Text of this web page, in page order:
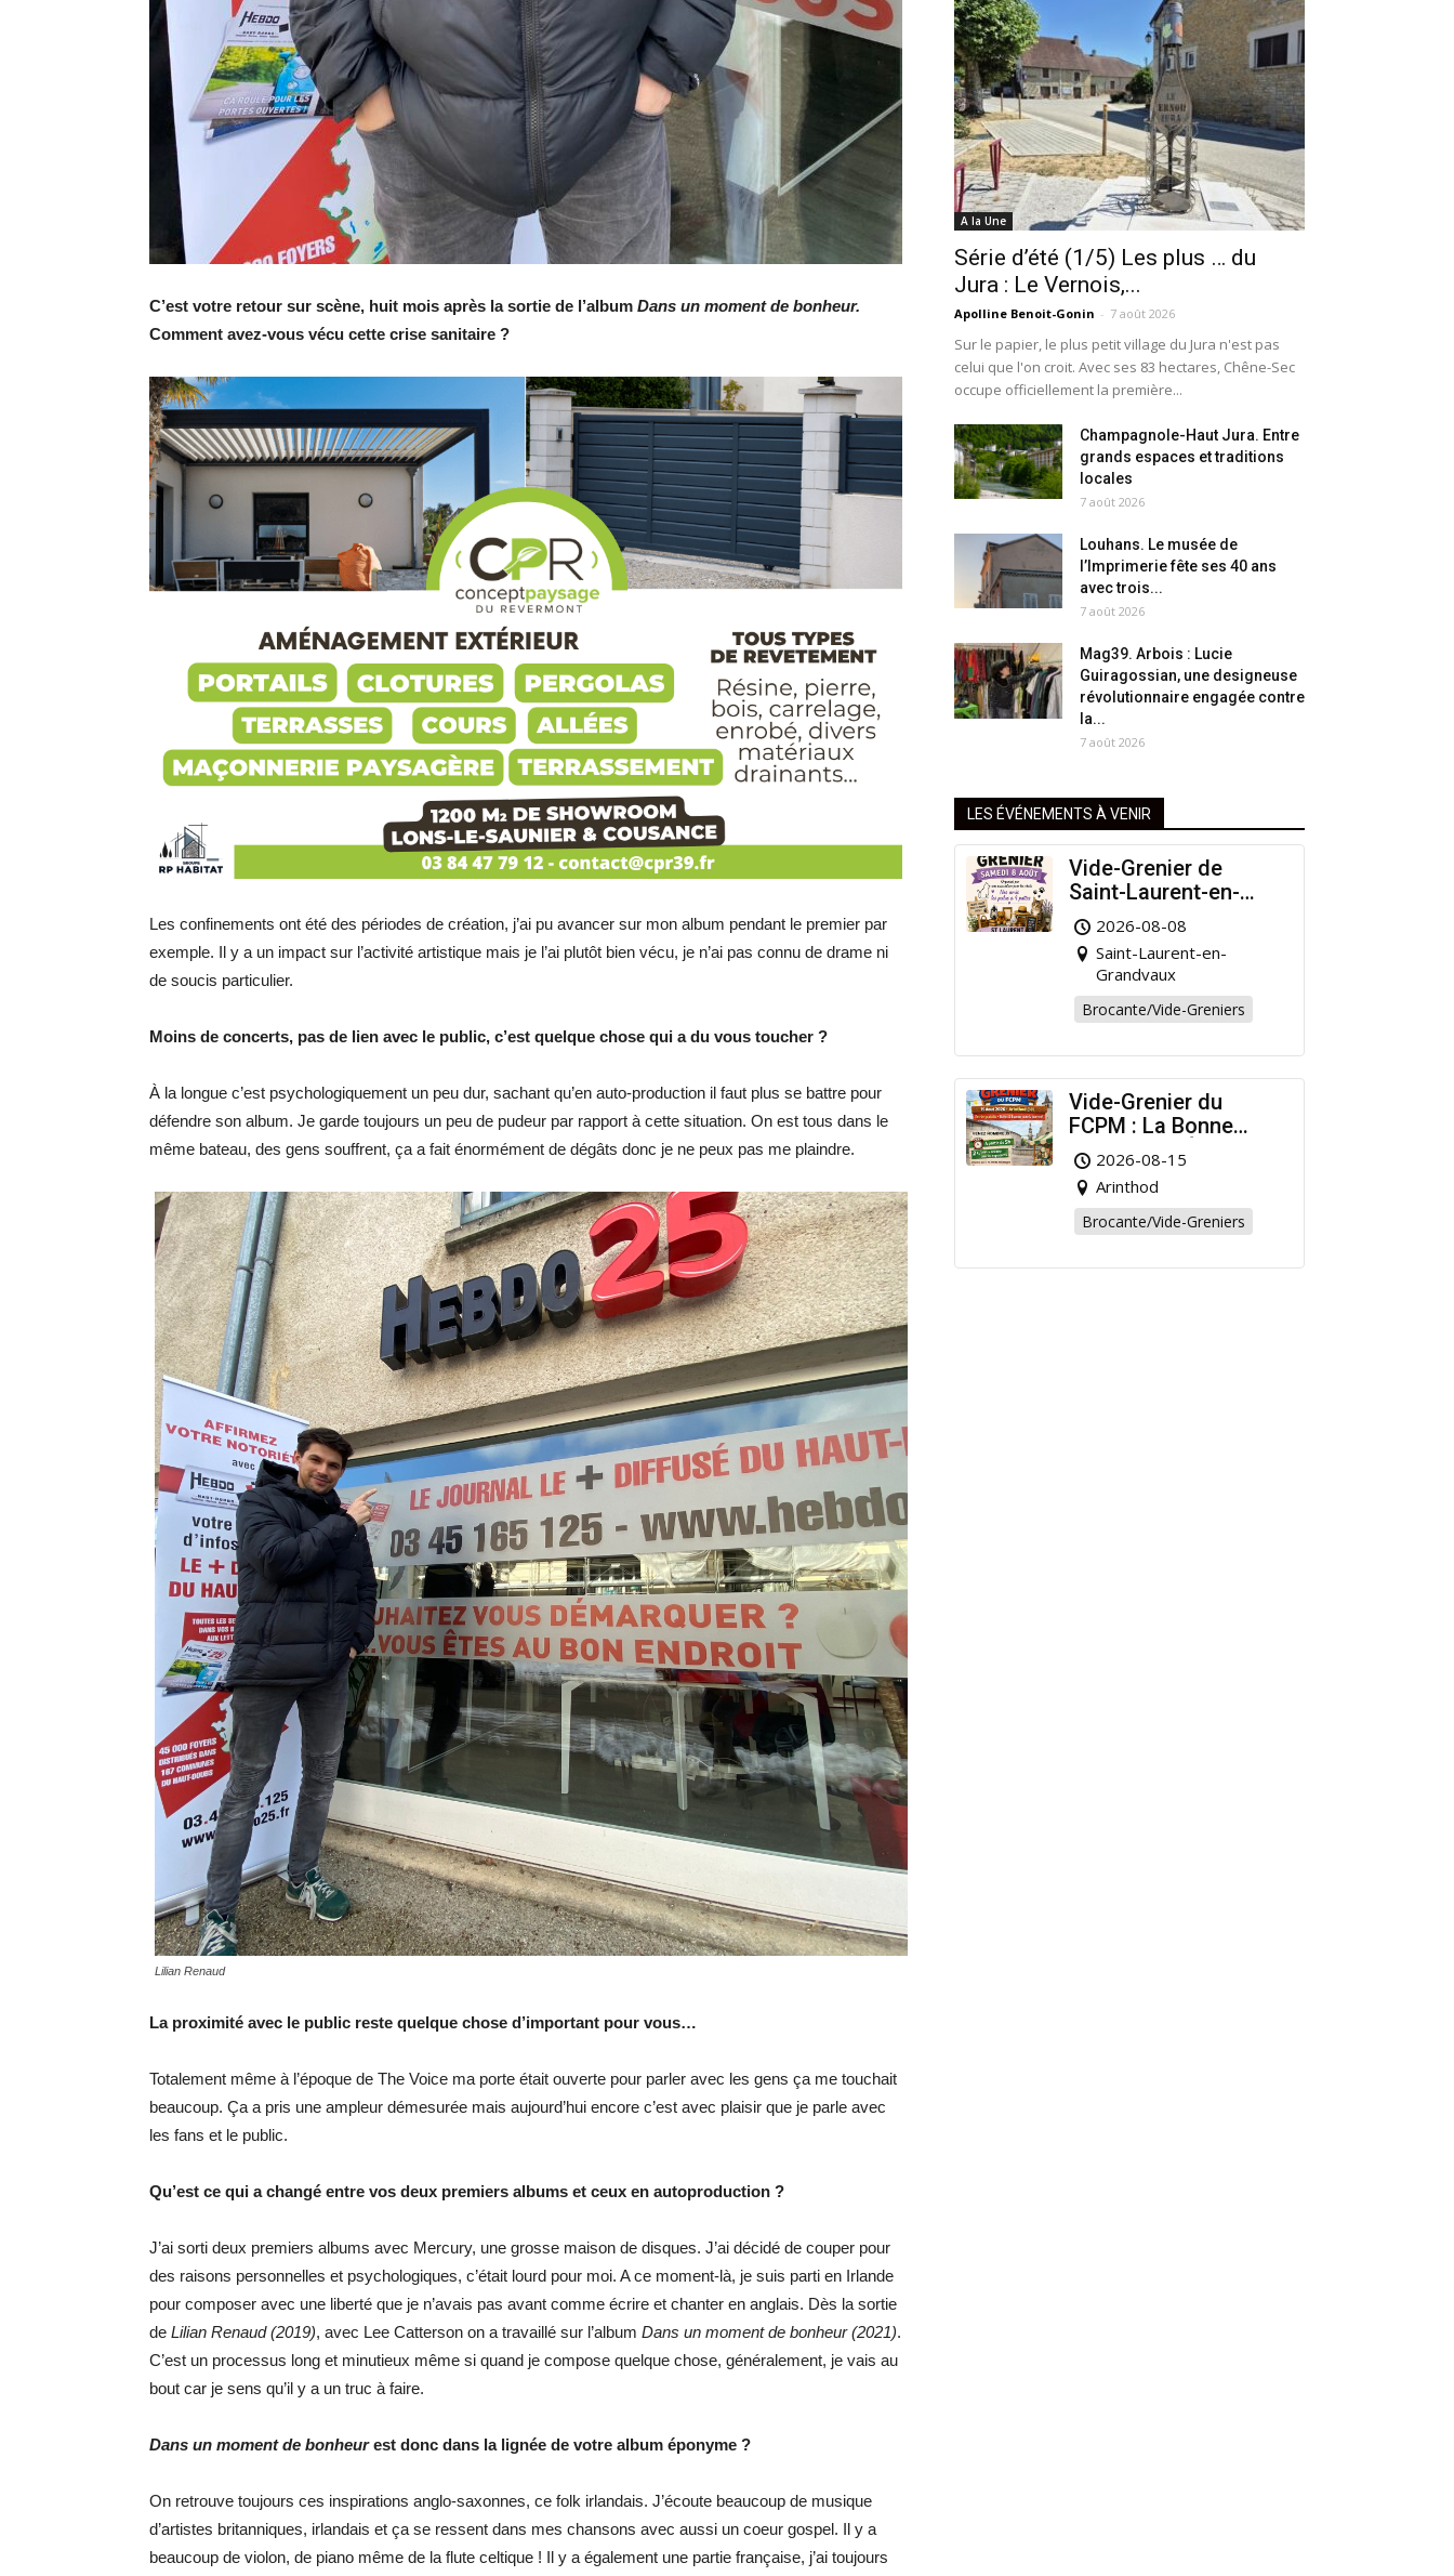
C’est votre retour sur scène, huit mois après la sortie de l’album Dans un moment de bonheur.
Comment avez-vous vécu cette crise sanitaire ?
Les confinements ont été des périodes de création, j’ai pu avancer sur mon album pendant le premier par
exemple. Il y a un impact sur l’activité artistique mais je l’ai plutôt bien vécu, je n’ai pas connu de drame ni
de soucis particulier.
Moins de concerts, pas de lien avec le public, c’est quelque chose qui a du vous toucher ?
À la longue c’est psychologiquement un peu dur, sachant qu’en auto-production il faut plus se battre pour
défendre son album. Je garde toujours un peu de pudeur par rapport à cette situation. On est tous dans le
même bateau, des gens souffrent, ça a fait énormément de dégâts donc je ne peux pas me plaindre.
Lilian Renaud
La proximité avec le public reste quelque chose d’important pour vous…
Totalement même à l’époque de The Voice ma porte était ouverte pour parler avec les gens ça me touchait
beaucoup. Ça a pris une ampleur démesurée mais aujourd’hui encore c’est avec plaisir que je parle avec
les fans et le public.
Qu’est ce qui a changé entre vos deux premiers albums et ceux en autoproduction ?
J’ai sorti deux premiers albums avec Mercury, une grosse maison de disques. J’ai décidé de couper pour
des raisons personnelles et psychologiques, c’était lourd pour moi. A ce moment-là, je suis parti en Irlande
pour composer avec une liberté que je n’avais pas avant comme écrire et chanter en anglais. Dès la sortie
de Lilian Renaud (2019), avec Lee Catterson on a travaillé sur l’album Dans un moment de bonheur (2021).
C’est un processus long et minutieux même si quand je compose quelque chose, généralement, je vais au
bout car je sens qu’il y a un truc à faire.
Dans un moment de bonheurest donc dans la lignée de votre album éponyme ?
On retrouve toujours ces inspirations anglo-saxonnes, ce folk irlandais. J’écoute beaucoup de musique
d’artistes britanniques, irlandais et ça se ressent dans mes chansons avec aussi un coeur gospel. Il y a
beaucoup de violon, de piano même de la flute celtique ! Il y a également une partie française, j’ai toujours
A la Une
Série d’été (1/5) Les plus … du
Jura : Le Vernois,...
Apolline Benoit-Gonin - 7 août 2026
Sur le papier, le plus petit village du Jura n'est pas
celui que l'on croit. Avec ses 83 hectares, Chêne-Sec
occupe officiellement la première...
Champagnole-Haut Jura. Entre
grands espaces et traditions
locales
7 août 2026
Louhans. Le musée de
l’Imprimerie fête ses 40 ans
avec trois...
7 août 2026
Mag39. Arbois : Lucie
Guiragossian, une designeuse
révolutionnaire engagée contre
la...
7 août 2026
LES ÉVÉNEMENTS À VENIR
Vide-Grenier de
Saint-Laurent-en-
Grandvaux : Venez
chiner pour la bonne
cause !
2026-08-08
Saint-Laurent-en-
Grandvaux
Brocante/Vide-Greniers
Vide-Grenier du
FCPM : La Bonne
Affaire de l’Été à
Arinthod !
2026-08-15
Arinthod
Brocante/Vide-Greniers